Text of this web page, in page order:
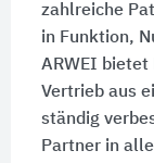
zahlreiche
in Funktion,
ARWEI bietet
Vertrieb aus
ständig
Partner in